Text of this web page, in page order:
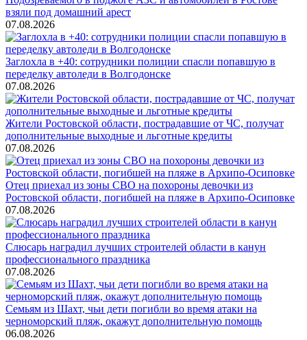
взяли под домашний арест
07.08.2026
Заглохла в +40: сотрудники полиции спасли попавшую в
переделку автоледи в Волгодонске
07.08.2026
Жители Ростовской области, пострадавшие от ЧС, получат
дополнительные выходные и льготные кредиты
07.08.2026
Отец приехал из зоны СВО на похороны девочки из
Ростовской области, погибшей на пляже в Архипо-Осиповке
07.08.2026
Слюсарь наградил лучших строителей области в канун
профессионального праздника
07.08.2026
Семьям из Шахт, чьи дети погибли во время атаки на
черноморский пляж, окажут дополнительную помощь
06.08.2026